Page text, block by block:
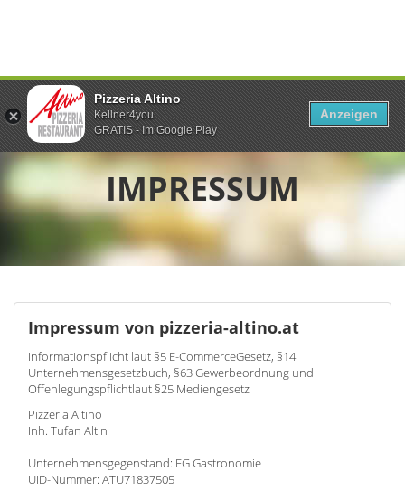
IMPRESSUM
Impressum von pizzeria-altino.at
Informationspflicht laut §5 E-CommerceGesetz, §14
Unternehmensgesetzbuch, §63 Gewerbeordnung und
Offenlegungspflichtlaut §25 Mediengesetz
Pizzeria Altino
Inh. Tufan Altin
Unternehmensgegenstand: FG Gastronomie
UID-Nummer: ATU71837505
Pizzeria Altino
Kellner4you
GRATIS - Im Google Play
Anzeigen